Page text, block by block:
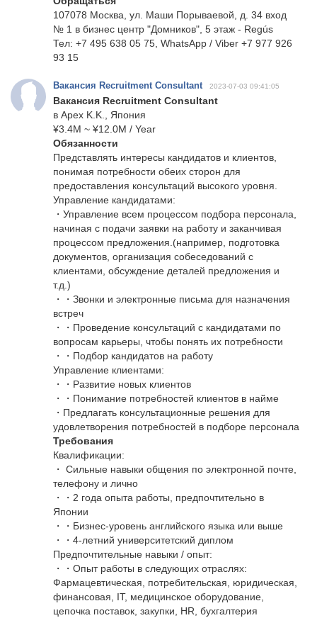
107078 Москва, ул. Маши Порываевой, д. 34 вход
№ 1 в бизнес центр "Домников", 5 этаж - Regús
Тел: +7 495 638 05 75, WhatsApp / Viber +7 977 926
93 15
Вакансия Recruitment Consultant 2023-07-03 09:41:05
Вакансия Recruitment Consultant
в Apex K.K., Япония
¥3.4M ~ ¥12.0M / Year
Обязанности
Представлять интересы кандидатов и клиентов,
понимая потребности обеих сторон для
предоставления консультаций высокого уровня.
Управление кандидатами:
・Управление всем процессом подбора персонала,
начиная с подачи заявки на работу и заканчивая
процессом предложения.(например, подготовка
документов, организация собеседований с
клиентами, обсуждение деталей предложения и
т.д.)
・・Звонки и электронные письма для назначения
встреч
・・Проведение консультаций с кандидатами по
вопросам карьеры, чтобы понять их потребности
・・Подбор кандидатов на работу
Управление клиентами:
・・Развитие новых клиентов
・・Понимание потребностей клиентов в найме
・Предлагать консультационные решения для
удовлетворения потребностей в подборе персонала
Требования
Квалификации:
・ Сильные навыки общения по электронной почте,
телефону и лично
・・2 года опыта работы, предпочтительно в
Японии
・・Бизнес-уровень английского языка или выше
・・4-летний университетский диплом
Предпочтительные навыки / опыт:
・・Опыт работы в следующих отраслях:
Фармацевтическая, потребительская, юридическая,
финансовая, IT, медицинское оборудование,
цепочка поставок, закупки, HR, бухгалтерия